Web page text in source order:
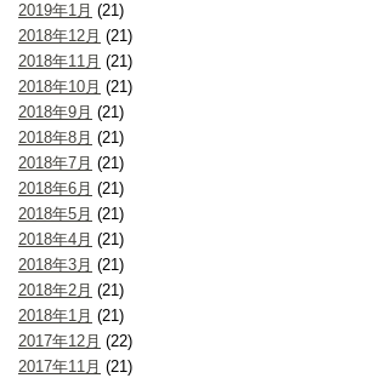
2019年1月 (21)
2018年12月 (21)
2018年11月 (21)
2018年10月 (21)
2018年9月 (21)
2018年8月 (21)
2018年7月 (21)
2018年6月 (21)
2018年5月 (21)
2018年4月 (21)
2018年3月 (21)
2018年2月 (21)
2018年1月 (21)
2017年12月 (22)
2017年11月 (21)